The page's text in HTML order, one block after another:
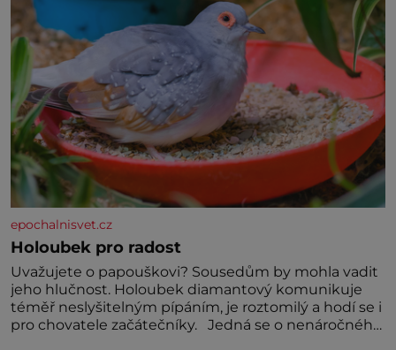
epochalnisvet.cz
Holoubek pro radost
Uvažujete o papouškovi? Sousedům by mohla vadit
jeho hlučnost. Holoubek diamantový komunikuje
téměř neslyšitelným pípáním, je roztomilý a hodí se i
pro chovatele začátečníky. Jedná se o nenáročného